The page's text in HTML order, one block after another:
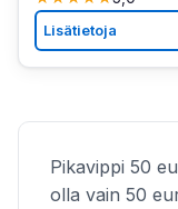
Lisätietoja
Pikavippi 50
olla vain 50